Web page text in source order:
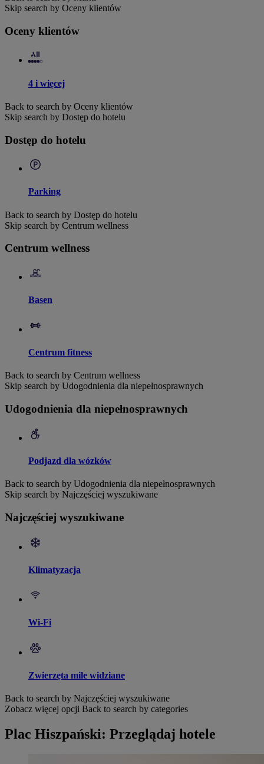
Skip search by Oceny klientów
Oceny klientów
4 i więcej
Back to search by Oceny klientów
Skip search by Dostęp do hotelu
Dostęp do hotelu
Parking
Back to search by Dostęp do hotelu
Skip search by Centrum wellness
Centrum wellness
Basen
Centrum fitness
Back to search by Centrum wellness
Skip search by Udogodnienia dla niepełnosprawnych
Udogodnienia dla niepełnosprawnych
Podjazd dla wózków
Back to search by Udogodnienia dla niepełnosprawnych
Skip search by Najczęściej wyszukiwane
Najczęściej wyszukiwane
Klimatyzacja
Wi-Fi
Zwierzęta mile widziane
Back to search by Najczęściej wyszukiwane
Zobacz więcej opcji Back to search by categories
Plac Hiszpański: Przeglądaj hotele